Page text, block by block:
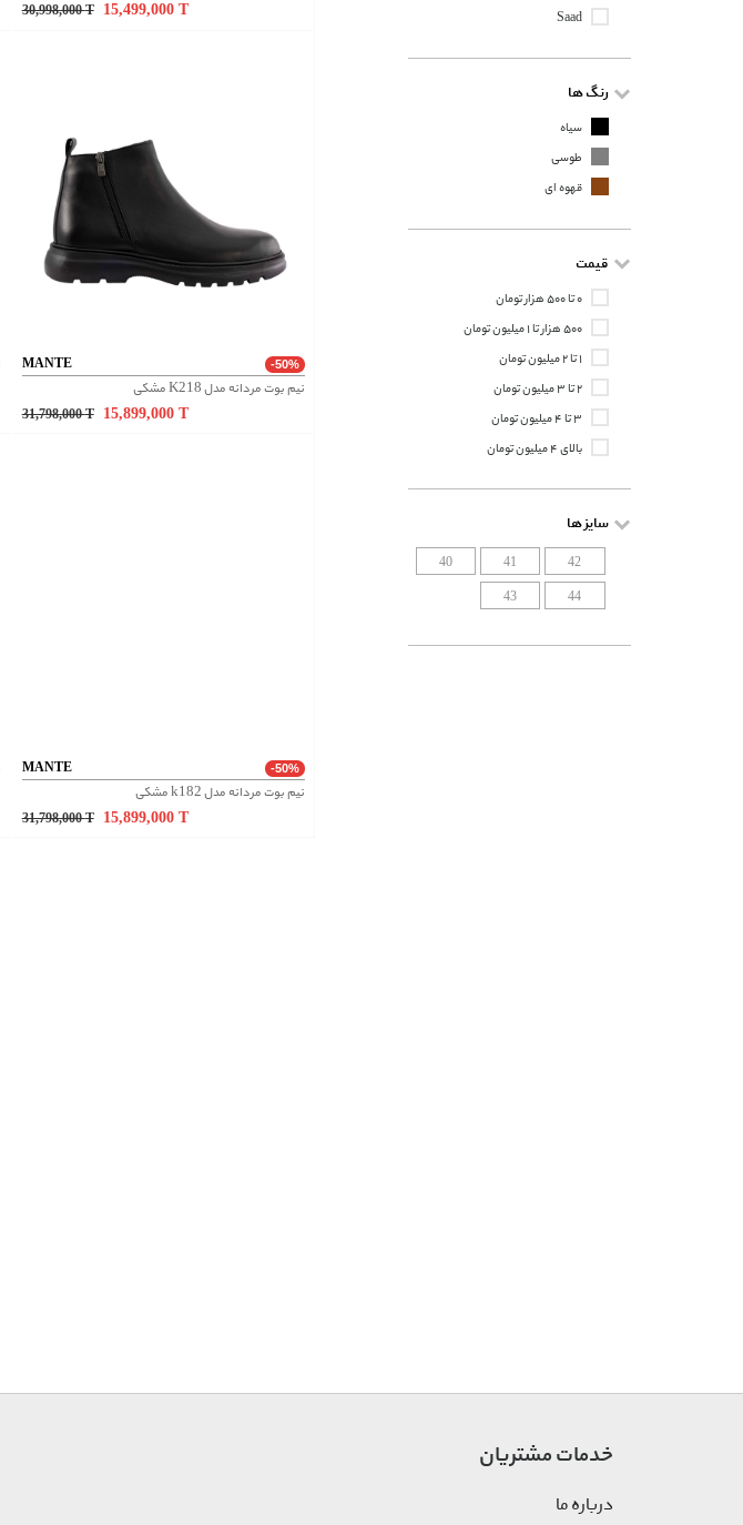
30,998,000T 15,499,000 T
MANTE -50%
نیم بوت مردانه مدل K218 مشکی
31,798,000T 15,899,000 T
MANTE -50%
نیم بوت مردانه مدل k182 مشکی
31,798,000T 15,899,000 T
Saad
رنگ ها
سیاه
طوسی
قهوه ای
قیمت
۰ تا ۵۰۰ هزار تومان
۵۰۰ هزار تا ۱ میلیون تومان
۱ تا ۲ میلیون تومان
۲ تا ۳ میلیون تومان
۳ تا ۴ میلیون تومان
بالای ۴ میلیون تومان
سایز ها
40 41 42
43 44
خدمات مشتریان
درباره ما